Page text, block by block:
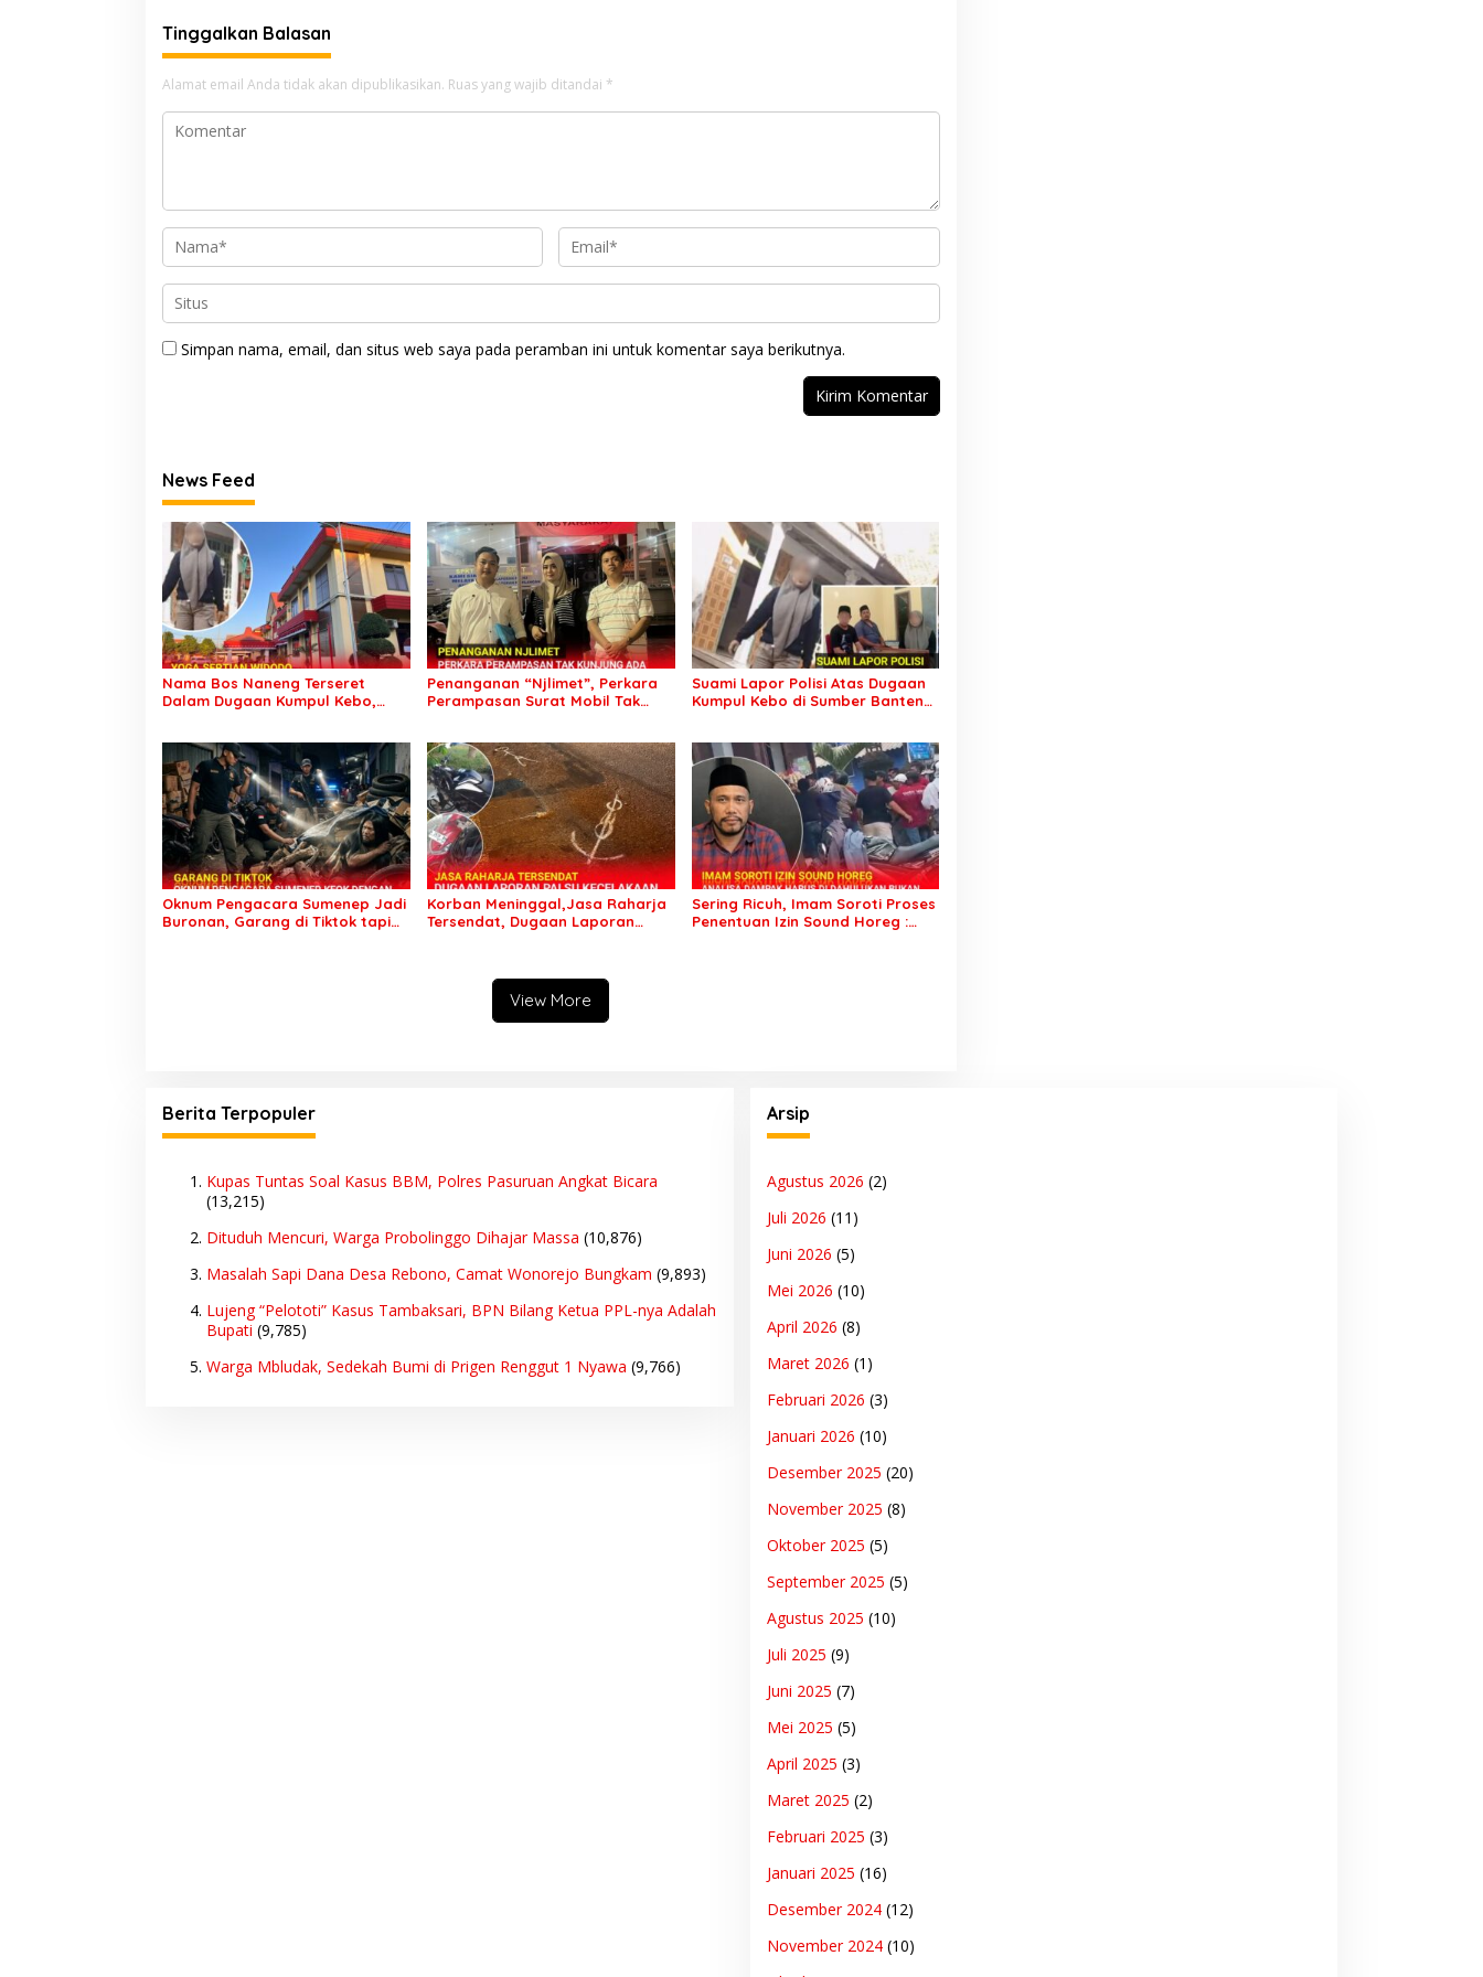
Tinggalkan Balasan
Alamat email Anda tidak akan dipublikasikan. Ruas yang wajib ditandai *
Simpan nama, email, dan situs web saya pada peramban ini untuk komentar saya berikutnya.
News Feed
Nama Bos Naneng Terseret
Dalam Dugaan Kumpul Kebo,
Penanganan “Njlimet”, Perkara
Perampasan Surat Mobil Tak
Suami Lapor Polisi Atas Dugaan
Kumpul Kebo di Sumber Banteng
Oknum Pengacara Sumenep Jadi
Buronan, Garang di Tiktok tapi
Korban Meninggal,Jasa Raharja
Tersendat, Dugaan Laporan
Sering Ricuh, Imam Soroti Proses
Penentuan Izin Sound Horeg :
View More
Berita Terpopuler
Kupas Tuntas Soal Kasus BBM, Polres Pasuruan Angkat Bicara
(13,215)
Dituduh Mencuri, Warga Probolinggo Dihajar Massa (10,876)
Masalah Sapi Dana Desa Rebono, Camat Wonorejo Bungkam (9,893)
Lujeng “Pelototi” Kasus Tambaksari, BPN Bilang Ketua PPL-nya Adalah
Bupati (9,785)
Warga Mbludak, Sedekah Bumi di Prigen Renggut 1 Nyawa (9,766)
Arsip
Agustus 2026 (2)
Juli 2026 (11)
Juni 2026 (5)
Mei 2026 (10)
April 2026 (8)
Maret 2026 (1)
Februari 2026 (3)
Januari 2026 (10)
Desember 2025 (20)
November 2025 (8)
Oktober 2025 (5)
September 2025 (5)
Agustus 2025 (10)
Juli 2025 (9)
Juni 2025 (7)
Mei 2025 (5)
April 2025 (3)
Maret 2025 (2)
Februari 2025 (3)
Januari 2025 (16)
Desember 2024(12)
November 2024(10)